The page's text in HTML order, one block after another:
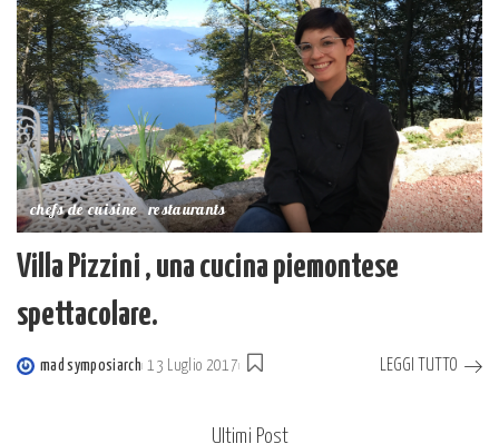
chefs de cuisine restaurants
Villa Pizzini , una cucina piemontese
spettacolare.
Posted
mad symposiarch 13 Luglio 2017 LEGGI TUTTO
Ultimi Post